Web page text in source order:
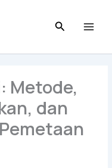
Metode,
dan